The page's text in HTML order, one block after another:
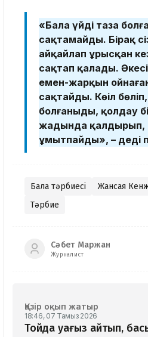
«Бала үйдің таза
сақтамайды. Бірақ
айқайлап ұрысқан
сақтап қалады.
емен-жарқын
сақтайды. Көңіл
болғаныңды, қолдау
жадында қалдырып,
ұмытпайды», – деді
Бала тәрбиесі Жансая
Тәрбие
Сәбет Маржан
Журналист
Қазір оқып жатыр
18:46, 07 Тамыз 2026
Тойда уағыз айтып,